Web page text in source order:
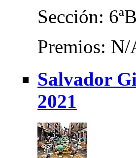
Sección:
Premios: N/
Salvador
2021